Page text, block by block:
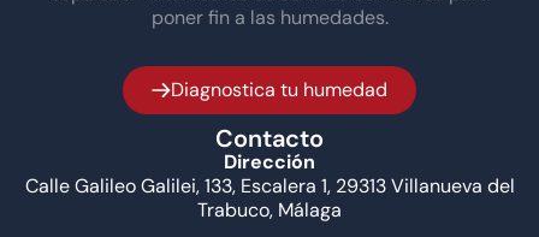
poner fin a las humedades.
Diagnostica tu humedad
Contacto
Dirección
Calle Galileo Galilei, 133, Escalera 1, 29313 Villanueva del
Trabuco, Málaga